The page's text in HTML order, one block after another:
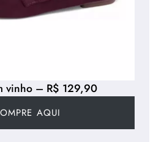
vinho – R$ 129,90
AQUI